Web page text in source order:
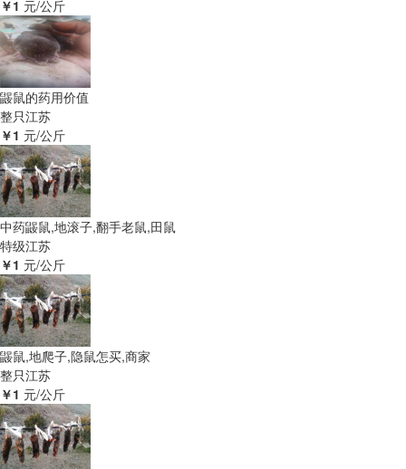
￥1 元/公斤
鼹鼠的药用价值
整只江苏
￥1 元/公斤
中药鼹鼠,地滚子,翻手老鼠,田鼠
特级江苏
￥1 元/公斤
鼹鼠,地爬子,隐鼠怎买,商家
整只江苏
￥1 元/公斤